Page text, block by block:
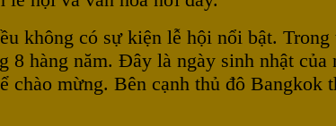
không có sự kiện lễ hội nổi bật.
hàng năm. Đây là ngày sinh nhật
chào mừng. Bên cạnh thủ đô